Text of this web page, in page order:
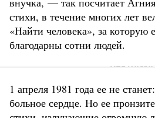
стихи, в течение многих лет
«Найти человека», за которую
благодарны сотни людей.
1 апреля 1981 года ее не
больное сердце. Но ее